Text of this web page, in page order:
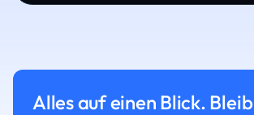
Alles auf einen Blick. Bleib